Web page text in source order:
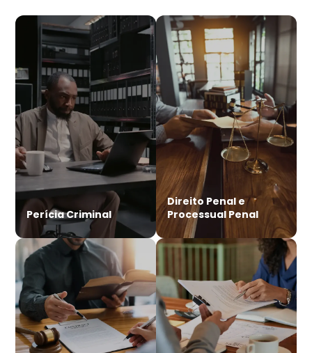
Perícia Criminal
Direito Penal e
Processual Penal